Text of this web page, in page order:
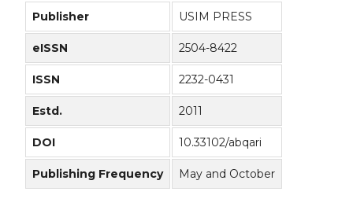
Publisher USIM PRESS
eISSN 2504-8422
ISSN 2232-0431
Estd. 2011
DOI 10.33102/abqari
Publishing Frequency May and October